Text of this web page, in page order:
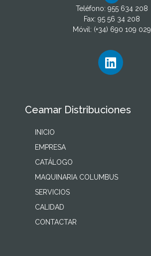
Teléfono: 955 634 208
Fax: 95 56 34 208
Móvil: (+34) 690 109 029
Ceamar Distribuciones
INICIO
EMPRESA
CATÁLOGO
MAQUINARIA COLUMBUS
SERVICIOS
CALIDAD
CONTACTAR